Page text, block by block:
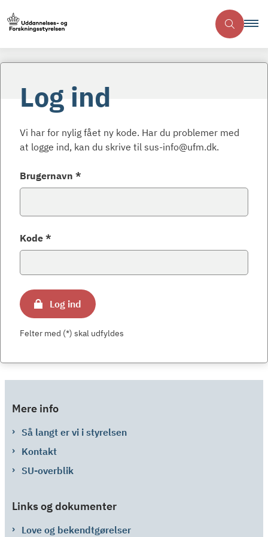
Log ind
Vi har for nylig fået ny kode. Har du problemer med
at logge ind, kan du skrive til sus-info@ufm.dk.
Brugernavn *
Kode *
Log ind
Felter med (*) skal udfyldes
Mere info
Så langt er vi i styrelsen
Kontakt
SU-overblik
Links og dokumenter
Love og bekendtgørelser